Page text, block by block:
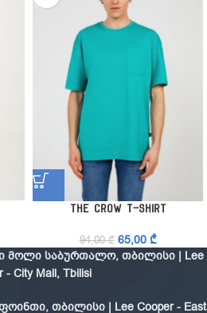
The Crow T-Shirt
94,00₾ 65,00 ₾
მოლი საბურთალო, თბილისი | Lee
- City Mall, Tbilisi
თბილისი | Lee Cooper - East